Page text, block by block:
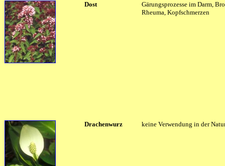
Dost
Gärungsprozesse im Darm,
Rheuma, Kopfschmerzen
Drachenwurz keine Verwendung in der